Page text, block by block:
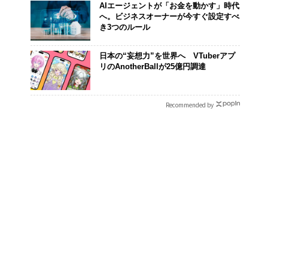
AIエージェントが「お金を動かす」時代
へ。ビジネスオーナーが今すぐ設定すべ
き3つのルール
日本の“妄想力”を世界へ VTuberアプ
リのAnotherBallが25億円調達
Recommended by